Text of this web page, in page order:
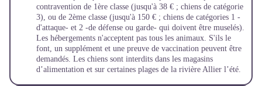
contravention de 1ère classe (jusqu'à 38 € ; chiens de catégorie
3), ou de 2ème classe (jusqu'à 150 € ; chiens de catégories 1 -
d'attaque- et 2 -de défense ou garde- qui doivent être muselés).
Les hébergements n'acceptent pas tous les animaux. S'ils le
font, un supplément et une preuve de vaccination peuvent être
demandés. Les chiens sont interdits dans les magasins
d’alimentation et sur certaines plages de la rivière Allier l’été.